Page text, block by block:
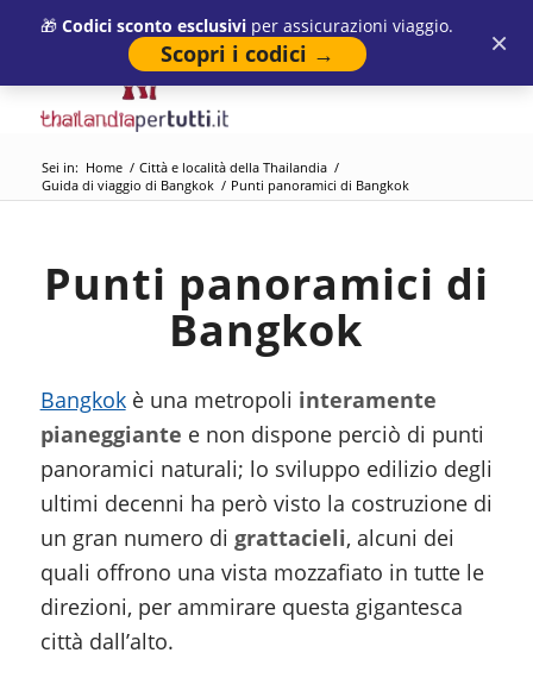
🎁 Codici sconto esclusivi per assicurazioni viaggio.
Scopri i codici → ×
Sei in: Home / Città e località della Thailandia /
Guida di viaggio di Bangkok / Punti panoramici di Bangkok
Punti panoramici di
Bangkok
Bangkokè una metropoli interamente
pianeggiante e non dispone perciò di punti
panoramici naturali; lo sviluppo edilizio degli
ultimi decenni ha però visto la costruzione di
un gran numero di grattacieli, alcuni dei
quali offrono una vista mozzafiato in tutte le
direzioni, per ammirare questa gigantesca
città dall’alto.